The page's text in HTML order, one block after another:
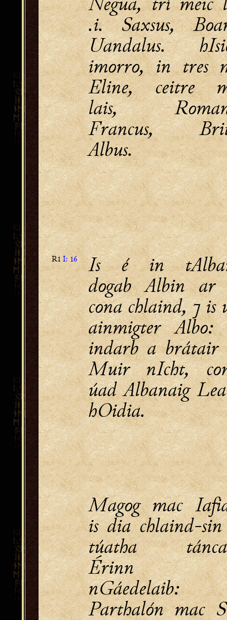
.i. Saxsus,
Uandalus.
imorro, in tres
Eline, ceitre
lais,
Francus,
Albus.
R1I: 16
Is é in
dogab Albin ar
cona chlaind, ⁊ is
ainmigter Albo:
indarb a brátair
Muir nIcht,
úad Albanaig
hOidia.
Magog mac
is dia chlaind-
túatha
Érinn
Parthalón mac